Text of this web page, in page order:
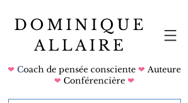
DOMINIQUE
ALLAIRE
❤ Coach de pensée consciente ❤ Auteure
❤ Conférencière ❤